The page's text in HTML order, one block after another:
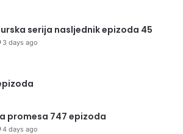
serija nasljednik epizoda 45
3 days ago
promesa 747 epizoda
4 days ago